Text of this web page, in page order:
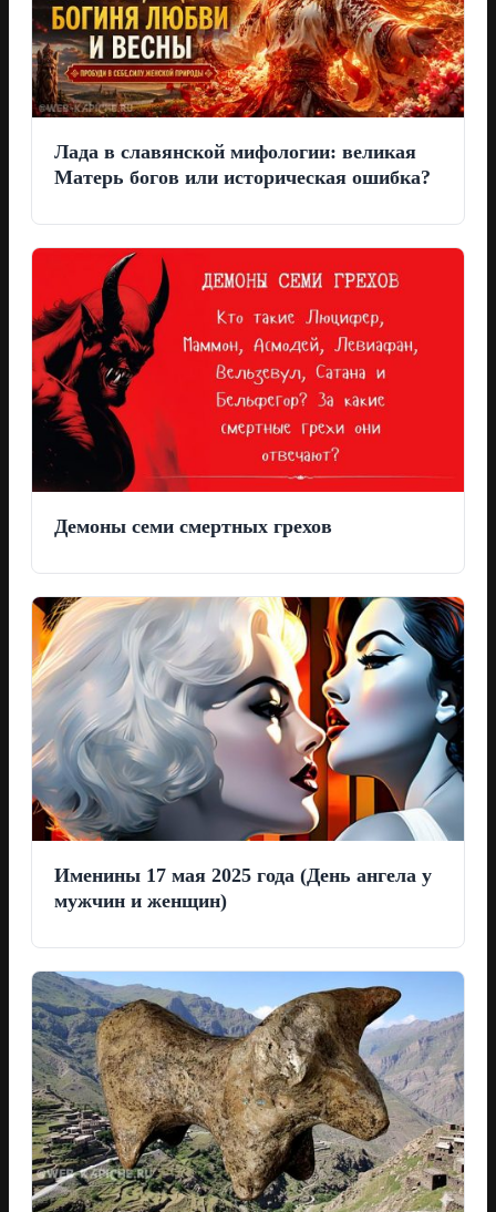
Лада в славянской мифологии: великая
Матерь богов или историческая ошибка?
Демоны семи смертных грехов
Именины 17 мая 2025 года (День ангела у
мужчин и женщин)